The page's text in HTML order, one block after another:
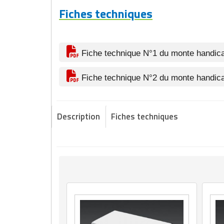
Fiches techniques
Fiche technique N°1 du monte
Fiche technique N°2 du monte
Description Fiches techniques